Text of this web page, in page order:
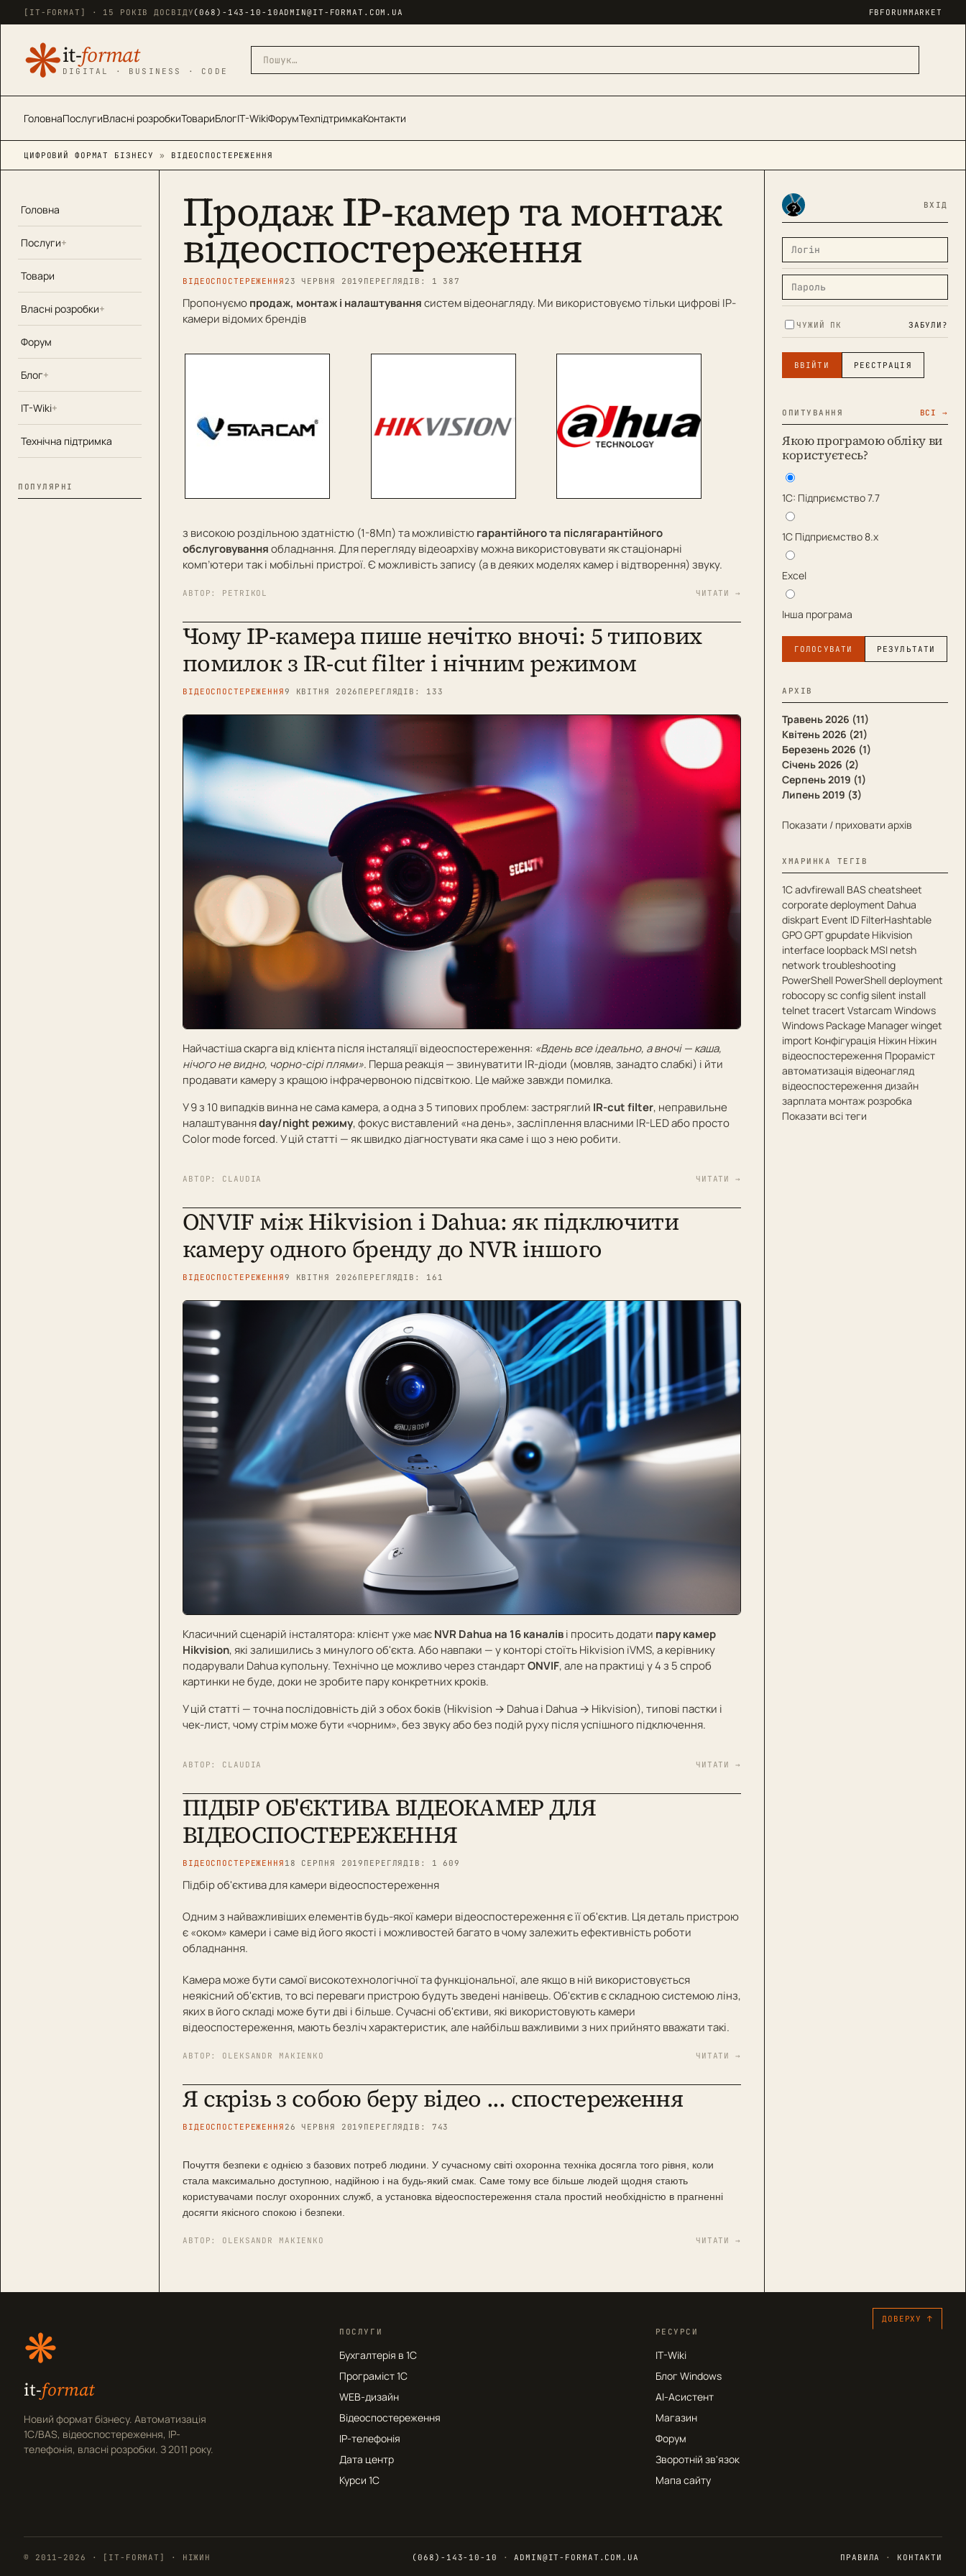
[IT-FORMAT] · 15 РОКІВ ДОСВІДУ (068)-143-10-10ADMIN@IT-FORMAT.COM.UA FB FORUMMARKET
❋it-format
DIGITAL · BUSINESS · CODE
ГоловнаПослугиВласні розробкиТовариБлогIT-WikiФорумТехпідтримкаКонтакти
ЦИФРОВИЙ ФОРМАТ БІЗНЕСУ » ВІДЕОСПОСТЕРЕЖЕННЯ
Головна
Послуги
Товари
Власні розробки
Форум
Блог
IT-Wiki
Технічна підтримка
ПОПУЛЯРНІ
Продаж IP-камер та монтаж
відеоспостереження
ВІДЕОСПОСТЕРЕЖЕННЯ 23 ЧЕРВНЯ 2019 ПЕРЕГЛЯДІВ: 1 387
Пропонуємопродаж, монтаж і налаштуваннясистем відеонагляду. Ми використовуємо тільки цифрові ІР-
камери відомих брендів
з високою роздільною здатністю (1-8Мп) та можливістюгарантійного та післягарантійного
обслуговуванняобладнання. Для перегляду відеоархіву можна використовувати як стаціонарні
комп’ютери так і мобільні пристрої. Є можливість запису (а в деяких моделях камер і відтворення) звуку.
АВТОР: PETRIKOL ЧИТАТИ →
Чому IP-камера пише нечітко вночі: 5 типових
помилок з IR-cut filter і нічним режимом
ВІДЕОСПОСТЕРЕЖЕННЯ9 КВІТНЯ 2026 ПЕРЕГЛЯДІВ: 133
Найчастіша скарга від клієнта після інсталяції відеоспостереження: «Вдень все ідеально, а вночі — каша,
нічого не видно, чорно-сірі плями». Перша реакція — звинуватити IR-діоди (мовляв, занадто слабкі) і йти
продавати камеру з кращою інфрачервоною підсвіткою. Це майже завжди помилка.
У 9 з 10 випадків винна не сама камера, а одна з 5 типових проблем: застряглий IR-cut filter, неправильне
налаштуванняday/night режиму, фокус виставлений «на день», засліплення власними IR-LED або просто
Color mode forced. У цій статті — як швидко діагностувати яка саме і що з нею робити.
АВТОР: CLAUDIA ЧИТАТИ →
ONVIF між Hikvision і Dahua: як підключити
камеру одного бренду до NVR іншого
ВІДЕОСПОСТЕРЕЖЕННЯ9 КВІТНЯ 2026 ПЕРЕГЛЯДІВ: 161
Класичний сценарій інсталятора: клієнт уже маєNVR Dahua на 16 каналіві просить додати пару камер
Hikvision, які залишились з минулого об'єкта. Або навпаки — у конторі стоїть Hikvision iVMS, а керівнику
подарували Dahua купольну. Технічно це можливо через стандартONVIF, але на практиці у 4 з 5 спроб
картинки не буде, доки не зробите пару конкретних кроків.
У цій статті — точна послідовність дій з обох боків (Hikvision → Dahua і Dahua → Hikvision), типові пастки і
чек-лист, чому стрім може бути «чорним», без звуку або без подій руху після успішного підключення.
АВТОР: CLAUDIA ЧИТАТИ →
ПІДБІР ОБ'ЄКТИВА ВІДЕОКАМЕР ДЛЯ
ВІДЕОСПОСТЕРЕЖЕННЯ
ВІДЕОСПОСТЕРЕЖЕННЯ 18 СЕРПНЯ 2019 ПЕРЕГЛЯДІВ: 1 609
Підбір об'єктива для камери відеоспостереження
Одним з найважливіших елементів будь-якої камери відеоспостереження є її об'єктив. Ця деталь пристрою
є «оком» камери і саме від його якості і можливостей багато в чому залежить ефективність роботи
обладнання.
Камера може бути самої високотехнологічної та функціональної, але якщо в ній використовується
неякісний об'єктив, то всі переваги пристрою будуть зведені нанівець. Об'єктив є складною системою лінз,
яких в його складі може бути дві і більше. Сучасні об'єктиви, які використовують камери
відеоспостереження, мають безліч характеристик, але найбільш важливими з них прийнято вважати такі.
АВТОР: OLEKSANDR MAKIENKO ЧИТАТИ →
Я скрізь з собою беру відео ... спостереження
ВІДЕОСПОСТЕРЕЖЕННЯ 26 ЧЕРВНЯ 2019 ПЕРЕГЛЯДІВ: 743
Почуття безпеки є однією з базових потреб людини. У сучасному світі охоронна техніка досягла того рівня, коли
стала максимально доступною, надійною і на будь-який смак. Саме тому все більше людей щодня стають
користувачами послуг охоронних служб, а установка відеоспостереження стала простий необхідністю в прагненні
досягти якісного спокою і безпеки.
АВТОР: OLEKSANDR MAKIENKO ЧИТАТИ →
ВХІД
ЧУЖИЙ ПК ЗАБУЛИ?
ВВІЙТИ РЕЄСТРАЦІЯ
ОПИТУВАННЯ ВСІ →
Якою програмою обліку ви
користуєтесь?
1С: Підприємство 7.7
1С Підприємство 8.х
Excel
Інша програма
ГОЛОСУВАТИ РЕЗУЛЬТАТИ
АРХІВ
Травень 2026 (11)
Квітень 2026 (21)
Березень 2026 (1)
Січень 2026 (2)
Серпень 2019 (1)
Липень 2019 (3)
Показати / приховати архів
ХМАРИНКА ТЕГІВ
1Сadvfirewall BAS cheatsheet
corporate deployment Dahua
diskpart Event ID FilterHashtable
GPOGPTgpupdate Hikvision
interface loopback MSI netsh
network troubleshooting
PowerShell PowerShell deployment
robocopysc configsilent install
telnet tracert Vstarcam Windows
Windows Package Managerwinget
import Конфігурація Ніжин Ніжин
відеоспостереження Прораміст
автоматизація відеонагляд
відеоспостереження дизайн
зарплата монтаж розробка
Показати всі теги
❋
it-format
Новий формат бізнесу. Автоматизація
1С/BAS, відеоспостереження, IP-
телефонія, власні розробки. З 2011 року.
ПОСЛУГИ
Бухгалтерія в 1С
Програміст 1С
WEB-дизайн
Відеоспостереження
IP-телефонія
Дата центр
Курси 1С
РЕСУРСИ
IT-Wiki
Блог Windows
AI-Асистент
Магазин
Форум
Зворотній зв'язок
Мапа сайту
© 2011–2026 · [IT-FORMAT] · НІЖИН (068)-143-10-10 ·ADMIN@IT-FORMAT.COM.UA ПРАВИЛА · КОНТАКТИ
ДОВЕРХУ ↑